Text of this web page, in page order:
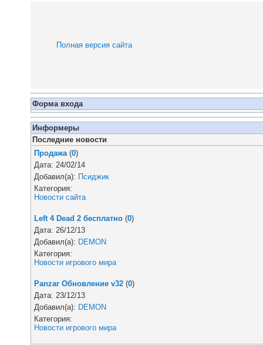
Полная версия сайта
Форма входа
Информеры
Последние новости
Продажа (0)
Дата: 24/02/14
Добавил(а): Псиджик
Категория:
Новости сайта
Left 4 Dead 2 бесплатно (0)
Дата: 26/12/13
Добавил(а): DEMON
Категория:
Новости игрового мира
Panzar Обновление v32 (0)
Дата: 23/12/13
Добавил(а): DEMON
Категория:
Новости игрового мира